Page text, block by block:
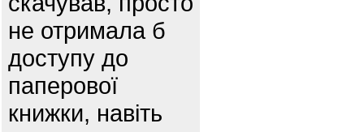
не отримала б
доступу до
паперової
книжки, навіть